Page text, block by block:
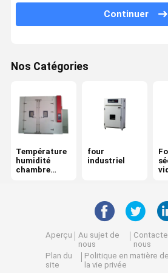
Machine d'essai traction
équipement d'essai en plastique
Chambre de Test sel Spray
instruments de papier d'essai
machine d'essai de dureté
Équipement d'essai adhésif
Instruments de mesure optiques
Continuer
Nos Catégories
Température
humidité
chambre
four
industriel
Aperçu
Au sujet de
nous
nous
Plan du
site
Politique en matière
la vie privée